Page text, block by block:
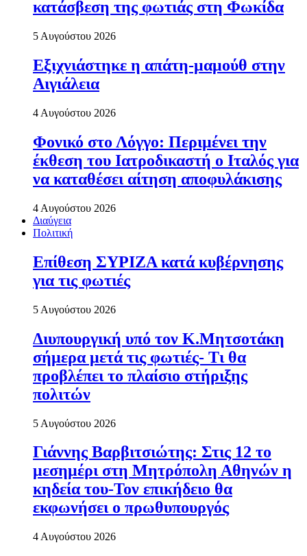
κατάσβεση της φωτιάς στη Φωκίδα
5 Αυγούστου 2026
Εξιχνιάστηκε η απάτη-μαμούθ στην
Αιγιάλεια
4 Αυγούστου 2026
Φονικό στο Λόγγο: Περιµένει την
έκθεση του Ιατροδικαστή ο Ιταλός για
να καταθέσει αίτηση αποφυλάκισης
4 Αυγούστου 2026
Διαύγεια
Πολιτική
Επίθεση ΣΥΡΙΖΑ κατά κυβέρνησης
για τις φωτιές
5 Αυγούστου 2026
Διυπουργική υπό τον Κ.Μητσοτάκη
σήμερα μετά τις φωτιές- Τι θα
προβλέπει το πλαίσιο στήριξης
πολιτών
5 Αυγούστου 2026
Γιάννης Βαρβιτσιώτης: Στις 12 το
μεσημέρι στη Μητρόπολη Αθηνών η
κηδεία του-Τον επικήδειο θα
εκφωνήσει ο πρωθυπουργός
4 Αυγούστου 2026